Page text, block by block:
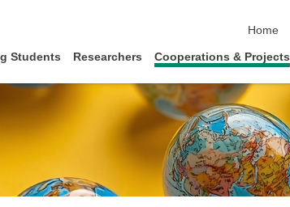
Home
Students Researchers Cooperations & Projects